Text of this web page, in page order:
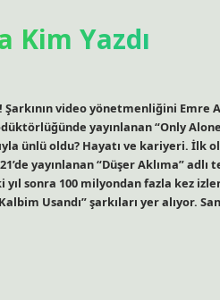
Kim Yazdı
Şarkının video yönetmenliğini
yayınlanan “Only
ünlü oldu? Hayatı ve kariyeri. İlk
yayınlanan “Düşer Aklıma”
sonra 100 milyondan fazla kez
Usandı” şarkıları yer alıyor.